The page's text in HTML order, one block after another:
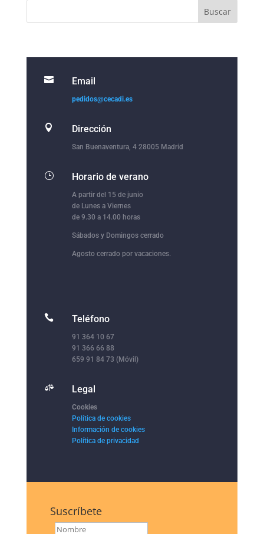
 Email
pedidos@cecadi.es
 Dirección
San Buenaventura, 4 28005 Madrid
} Horario de verano
A partir del 15 de junio
de Lunes a Viernes
de 9.30 a 14.00 horas
Sábados y Domingos cerrado
Agosto cerrado por vacaciones.
 Teléfono
91 364 10 67
91 366 66 88
659 91 84 73 (Móvil)
 Legal
Cookies
Política de cookies
Información de cookies
Política de privacidad
Suscríbete